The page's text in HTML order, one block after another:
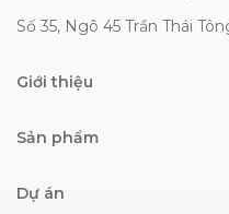
Số 35, Ngõ 45 Trần Thái
Giới thiệu
Sản phẩm
Dự án